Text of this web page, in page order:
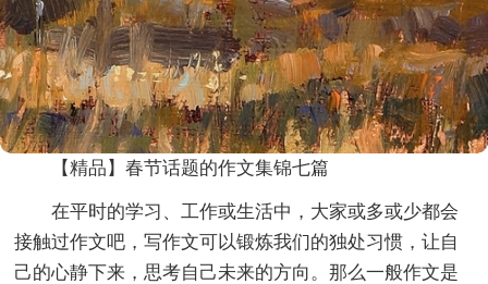
【精品】春节话题的作文集锦七篇
在平时的学习、工作或生活中，大家或多或少都会
接触过作文吧，写作文可以锻炼我们的独处习惯，让自
己的心静下来，思考自己未来的方向。那么一般作文是